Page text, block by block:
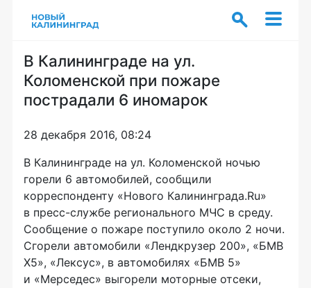
В Калининграде на ул.
Коломенской при пожаре
пострадали 6 иномарок
28 декабря 2016, 08:24
В Калининграде на ул. Коломенской ночью
горели 6 автомобилей, сообщили
корреспонденту «Нового Калининграда.Ru»
в пресс-службе регионального МЧС в среду.
Сообщение о пожаре поступило около 2 ночи.
Сгорели автомобили «Лендкрузер 200», «БМВ
Х5», «Лексус», в автомобилях «БМВ 5»
и «Мерседес» выгорели моторные отсеки,